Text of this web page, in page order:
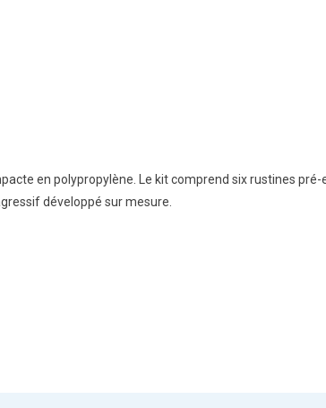
en polypropylène. Le kit comprend six rustines
développé sur mesure.